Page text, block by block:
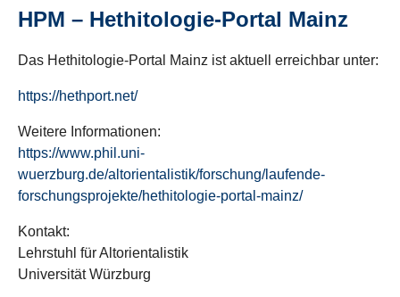
HPM – Hethitologie-Portal Mainz
Das Hethitologie-Portal Mainz ist aktuell erreichbar unter:
https://hethport.net/
Weitere Informationen:
https://www.phil.uni-
wuerzburg.de/altorientalistik/forschung/laufende-
forschungsprojekte/hethitologie-portal-mainz/
Kontakt:
Lehrstuhl für Altorientalistik
Universität Würzburg